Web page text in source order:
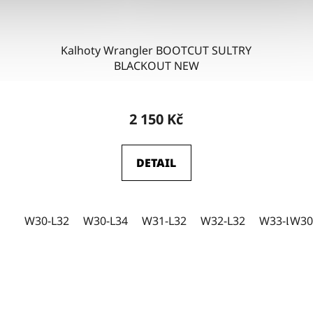
Kalhoty Wrangler BOOTCUT SULTRY
BLACKOUT NEW
2 150 Kč
DETAIL
W30-L32 W30-L34 W31-L32 W32-L32 W33-L32